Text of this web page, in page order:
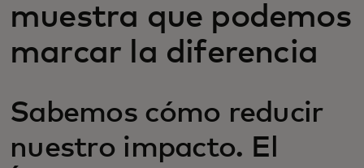
Noticias y tendencias
muestra que podemos
marcar la diferencia
Sabemos cómo reducir
nuestro impacto. El